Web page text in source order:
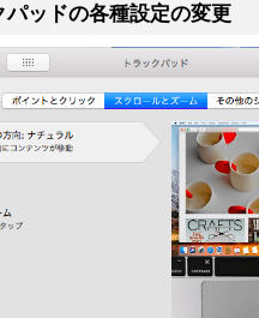
パッドの各種設定の変更